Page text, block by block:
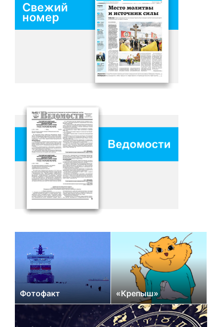
Свежий
номер
Фотофакт «Крепыш»